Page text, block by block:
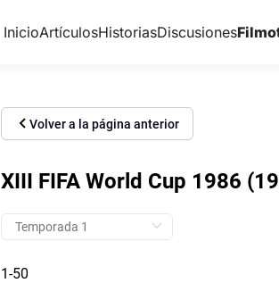
InicioArtículosHistoriasDiscusiones
Volver a la página anterior
XIII FIFA World Cup 1986
1-50